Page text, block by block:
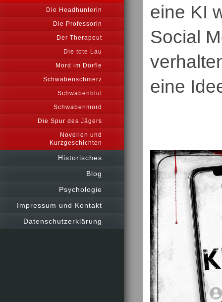
Die Headhunterin
Die Professorin
Der Therapeut
Die tote Lau
Mord im Dörfle
Schwabenschmerz
Schwabenblut
Schwabenmord
Die Spur des Jägers
Novellen und
Kurzgeschichten
Historisches
Blog
Psychologie
Impressum und Kontakt
Datenschutzerklärung
eine KI
Social
eine